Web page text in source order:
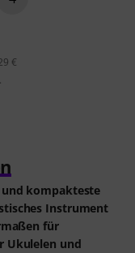
€
kompakteste
Instrument
für
Ukulelen und